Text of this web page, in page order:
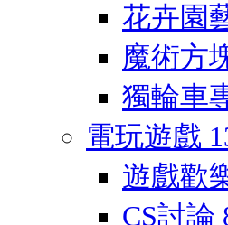
花卉園
魔術方
獨輪車
電玩遊戲
遊戲歡
CS討論